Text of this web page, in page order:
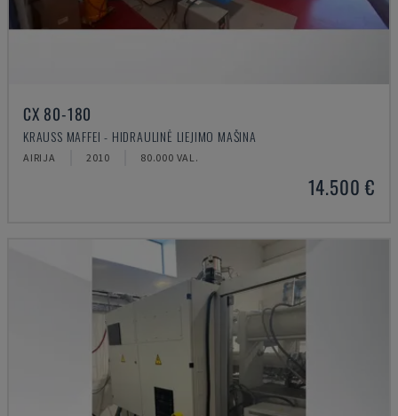
CX 80-180
KRAUSS MAFFEI - HIDRAULINĖ LIEJIMO MAŠINA
AIRIJA 2010 80.000 VAL.
14.500 €